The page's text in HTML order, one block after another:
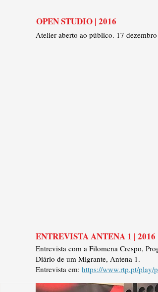
ENTREVISTA ANTENA 1 | 2016
Entrevista com a Filomena Crespo,
Diário de um Migrante, Antena 1.
Entrevista em: https://www.rtp.pt/play/
OPEN STUDIO | 2016
Atelier aberto ao público. 17